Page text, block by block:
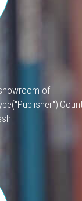
of